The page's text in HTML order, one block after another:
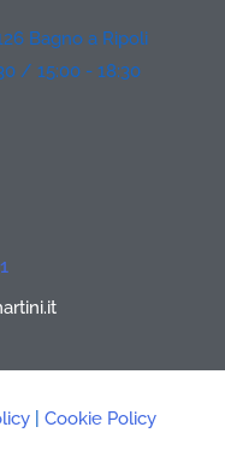
Bagno a Ripoli
/ 15:00 - 18:30
| Cookie Policy